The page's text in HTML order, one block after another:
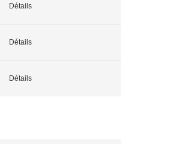
Détails
Détails
Détails